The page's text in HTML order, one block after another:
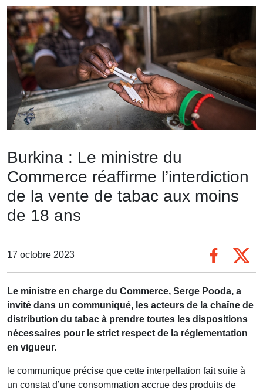
Burkina : Le ministre du
Commerce réaffirme l’interdiction
de la vente de tabac aux moins
de 18 ans
17 octobre 2023
Le ministre en charge du Commerce, Serge Pooda, a
invité dans un communiqué, les acteurs de la chaîne de
distribution du tabac à prendre toutes les dispositions
nécessaires pour le strict respect de la réglementation
en vigueur.
le communique précise que cette interpellation fait suite à
un constat d’une consommation accrue des produits de